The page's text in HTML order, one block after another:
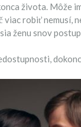
života. Môže
robiť nemusí,
ženu snov